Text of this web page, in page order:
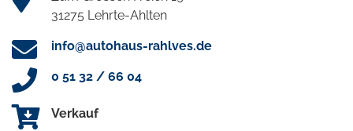
31275 Lehrte-Ahlten
info@autohaus-rahlves.de
0 51 32 / 66 04
Verkauf